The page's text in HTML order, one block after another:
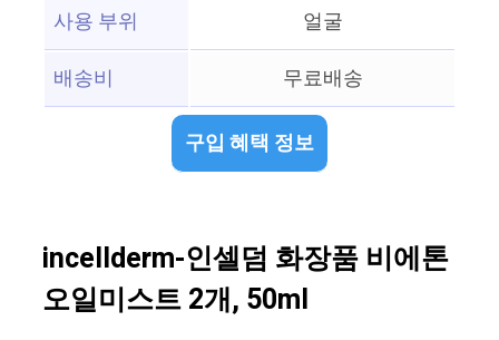
사용 부위
얼굴
배송비
무료배송
구입 혜택 정보
incellderm-인셀덤 화장품 비에톤
오일미스트 2개, 50ml